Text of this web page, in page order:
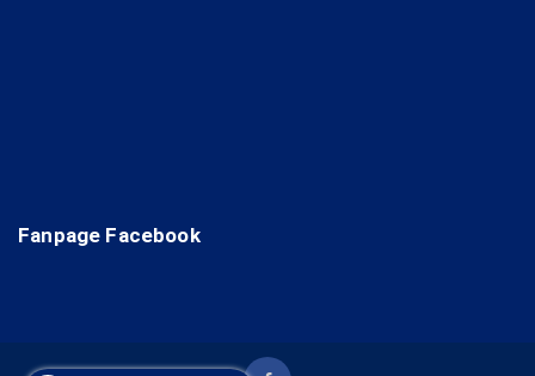
Fanpage Facebook